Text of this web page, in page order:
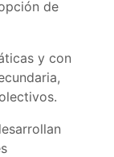
de
y con